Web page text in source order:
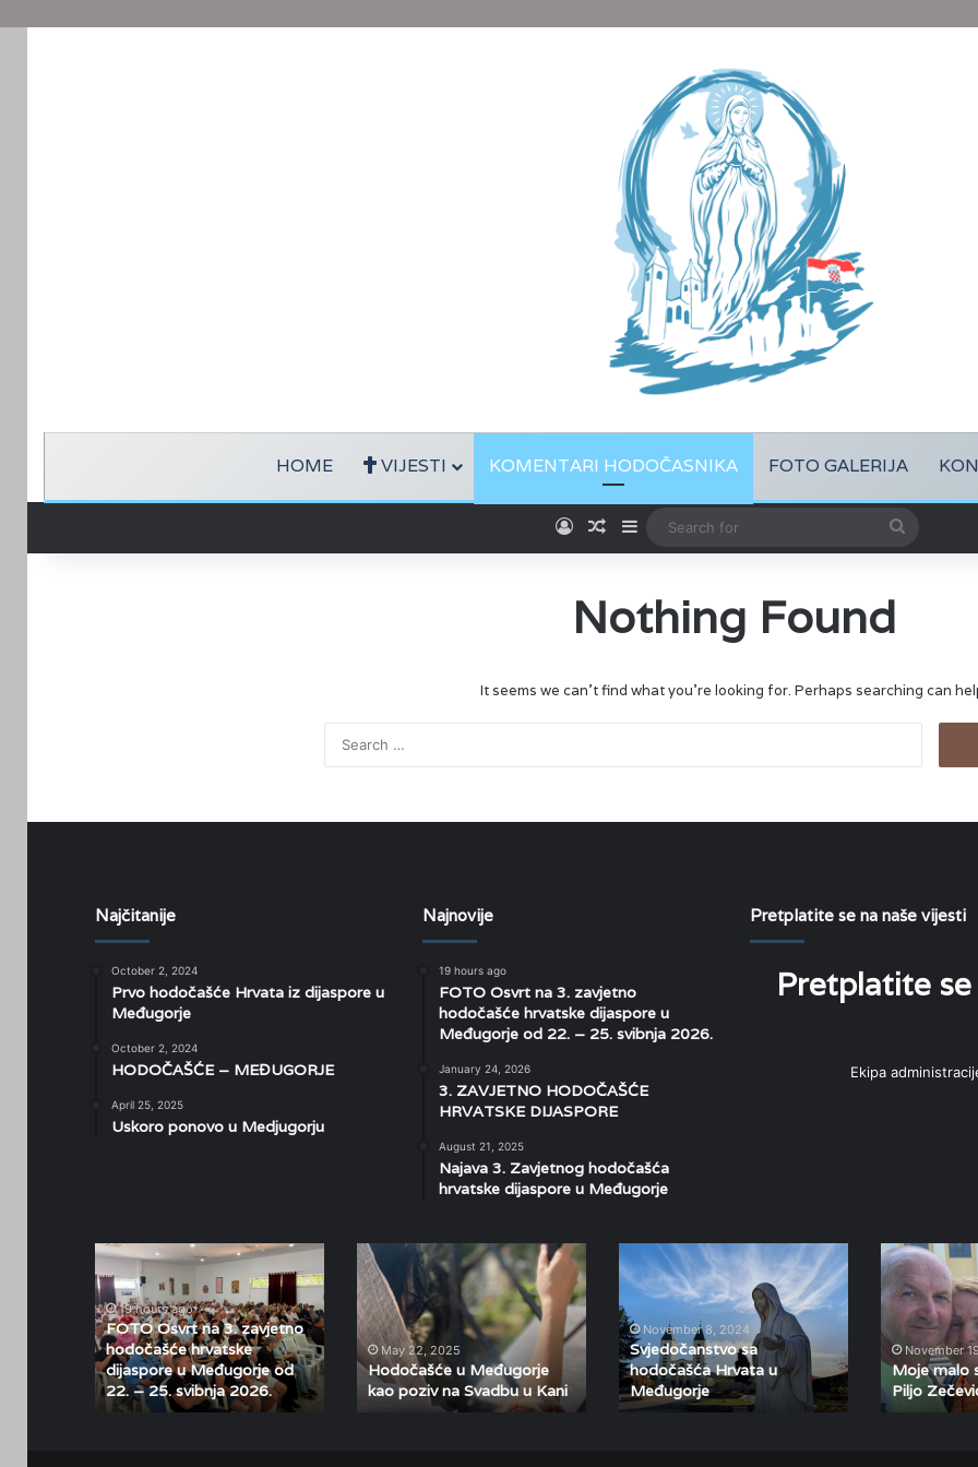
HOME VIJESTI KOMENTARI HODOČASNIKA FOTO GALERIJA
Log InRandom Article
Sidebar
Nothing Found
It seems we can’t find what you’re looking for. Perhaps searching can
Najčitanije
October 2, 2024
Prvo hodočašće Hrvata iz dijaspore u
Međugorje
October 2, 2024
HODOČAŠĆE – MEĐUGORJE
April 25, 2025
Uskoro ponovo u Medjugorju
Najnovije
19 hours ago
FOTO Osvrt na 3. zavjetno
hodočašće hrvatske dijaspore u
Međugorje od 22. – 25. svibnja 2026.
January 24, 2026
3. ZAVJETNO HODOČAŠĆE
HRVATSKE DIJASPORE
August 21, 2025
Najava 3. Zavjetnog hodočašća
hrvatske dijaspore u Međugorje
Pretplatite se na naše vijesti
Pretplatite
Ekipa
FOTO
Osvrt
na
3.
zavjetno
hodočašće
hrvatske
dijaspore
19 hours ago
FOTO Osvrt na 3. zavjetno
hodočašće hrvatske
dijaspore u Međugorje od
22. – 25. svibnja 2026.
Hodočašće
u
Međugorje
kao
poziv
na
Svadbu
u
May 22, 2025
Hodočašće u Međugorje
kao poziv na Svadbu u Kani
Svjedočanstvo
sa
hodočašća
Hrvata
u
Međugorje
November 8, 2024
Svjedočanstvo sa
hodočašća Hrvata u
Međugorje
Moje
malo
svjedočanstvo
Piljo
Zečević
November
Moje malo
Piljo